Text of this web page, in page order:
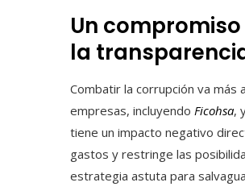
Un
la
Combatir la corrupción va más
empresas, incluyendo Ficohsa,
tiene un impacto negativo
gastos y restringe las
estrategia astuta para